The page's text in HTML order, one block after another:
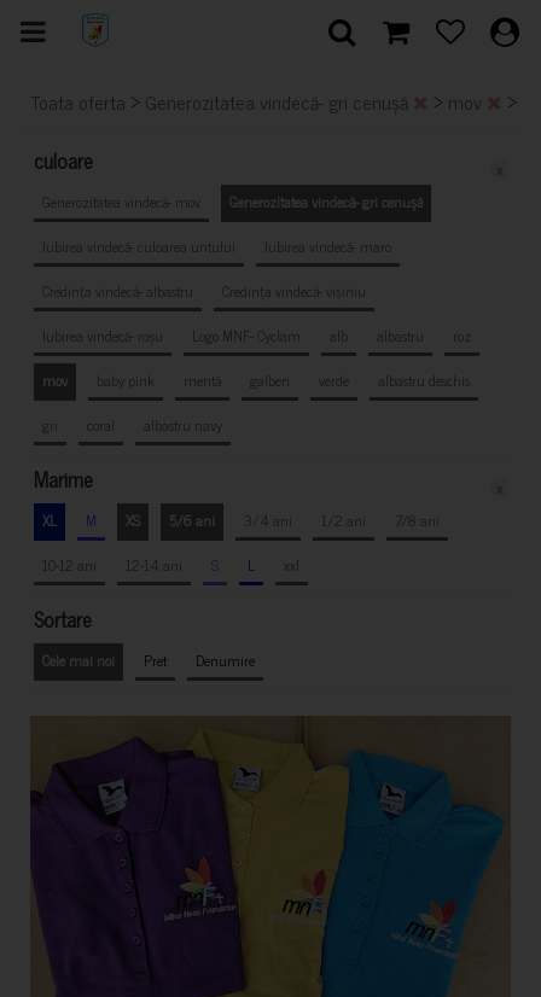
Toata oferta > Generozitatea vindecă- gri cenușă > mov >
culoare
Generozitatea vindecă- mov
Generozitatea vindecă- gri cenușă
Iubirea vindecă- culoarea untului
Iubirea vindecă- maro
Credința vindecă- albastru
Credința vindecă- vișiniu
Iubirea vindecă- roșu
Logo MNF- Cyclam alb albastru
roz
mov
baby pink mentă galben verde
albastru deschis
gri
coral albastru navy
Marime
XL M XS 5/6 ani 3/4 ani 1/2 ani
7/8 ani
10-12 ani
12-14 ani S L xxl
Sortare
Cele mai noi Pret Denumire